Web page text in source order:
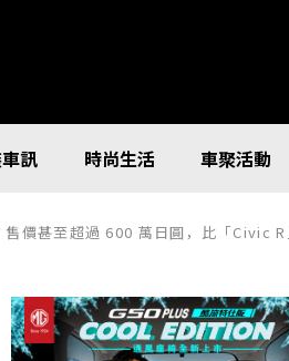
訊 時尚生活 車聚活動
過 600 萬日圓，比「Civic R」還高！這